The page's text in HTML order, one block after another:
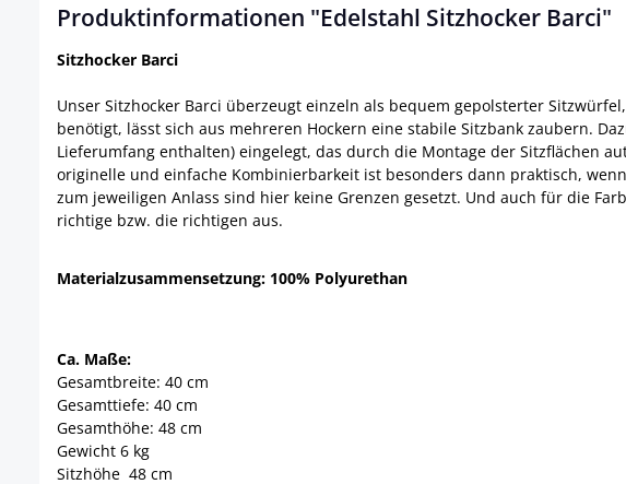
Produktinformationen "Edelstahl Sitzhocker Barci"
Sitzhocker Barci
Unser Sitzhocker Barci überzeugt einzeln als bequem gepolsterter
benötigt, lässt sich aus mehreren Hockern eine stabile Sitzbank zaubern.
Lieferumfang enthalten) eingelegt, das durch die Montage der Sitzflächen
originelle und einfache Kombinierbarkeit ist besonders dann praktisch,
zum jeweiligen Anlass sind hier keine Grenzen gesetzt. Und auch für die
richtige bzw. die richtigen aus.
Materialzusammensetzung: 100% Polyurethan
Ca. Maße:
Gesamtbreite: 40 cm
Gesamttiefe: 40 cm
Gesamthöhe: 48 cm
Gewicht 6 kg
Sitzhöhe 48 cm